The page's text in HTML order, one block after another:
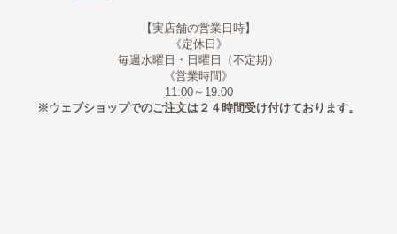
【実店舗の営業日時】
《定休日》
毎週水曜日・日曜日（不定期）
《営業時間》
11:00～19:00
※ウェブショップでのご注文は２４時間受け付けております。